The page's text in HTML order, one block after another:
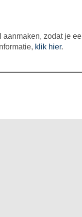
zodat je
klik hier.